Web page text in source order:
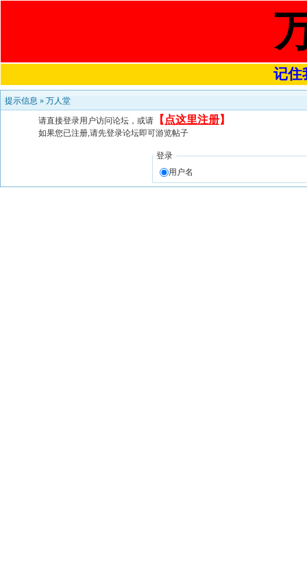
记住
提示信息 » 万人堂
请直接登录用户访问论坛，或请 【 点这里注册】
如果您已注册,请先登录论坛即可游览帖子
登录
用户名